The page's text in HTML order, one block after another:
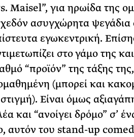
για ηρωίδα της
ασυγχώρητα ψεγάδια
εγωκεντρική.
στο γάμο της
“προϊόν” της τάξης
(μπορεί και
Είναι όμως
και “ανοίγει δρόμο” σ’
αυτόν του stand-up